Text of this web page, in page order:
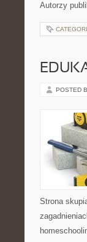
Autorzy
POSTED
Strona